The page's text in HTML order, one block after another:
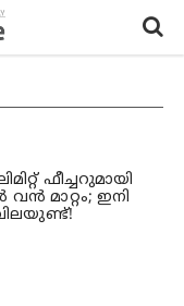
ഫീച്ചറുമായി
മാറ്റം; ഇനി